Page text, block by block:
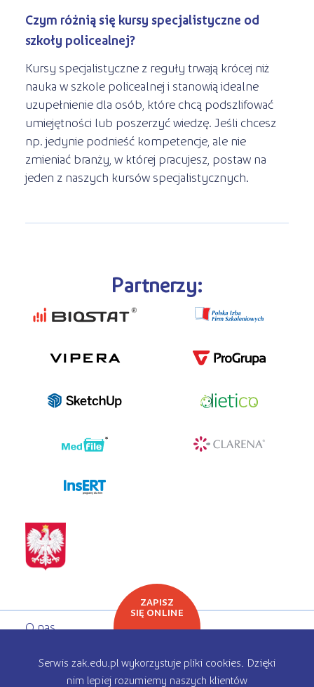
Czym różnią się kursy specjalistyczne od
szkoły policealnej?
Kursy specjalistyczne z reguły trwają krócej niż
nauka w szkole policealnej i stanowią idealne
uzupełnienie dla osób, które chcą podszlifować
umiejętności lub poszerzyć wiedzę. Jeśli chcesz
np. jedynie podnieść kompetencje, ale nie
zmieniać branży, w której pracujesz, postaw na
jeden z naszych kursów specjalistycznych.
Partnerzy:
programy dla firm
O nas
Oferta edukacyjna
ZAPISZ
SIĘ ONLINE
Serwis zak.edu.pl wykorzystuje pliki cookies. Dzięki
nim lepiej rozumiemy naszych klientów